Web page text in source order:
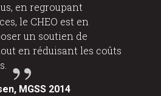
en regroupant
le CHEO est en
un soutien de
en réduisant les coûts
MGSS 2014